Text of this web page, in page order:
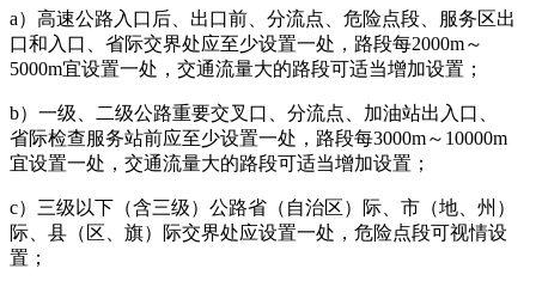
a）高速公路入口后、出口前、分流点、危险点段、服务区出
口和入口、省际交界处应至少设置一处，路段每2000m～
5000m宜设置一处，交通流量大的路段可适当增加设置；
b）一级、二级公路重要交叉口、分流点、加油站出入口、
省际检查服务站前应至少设置一处，路段每3000m～10000m
宜设置一处，交通流量大的路段可适当增加设置；
c）三级以下（含三级）公路省（自治区）际、市（地、州）
际、县（区、旗）际交界处应设置一处，危险点段可视情设
置；